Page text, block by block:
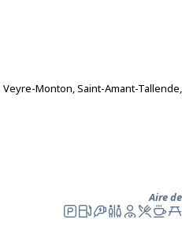
Veyre-Monton, Saint-Amant-
Aire